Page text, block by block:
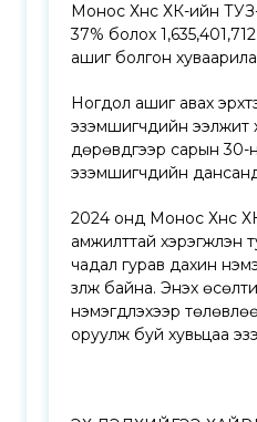
Монос Хүнс ХК-ийн
37% болох
ашиг болгон
Ногдол ашиг авах
эзэмшигчдийн ээлжит
дөрөвдүгээр сарын
эзэмшигчдийн
2024 онд Монос Хүнс
амжилттай хэрэгжүүлэн
чадал гурав дахин
үзүүлж байна. Энэхүү
нэмэгдүүлэхээр
оруулж буй хувьцаа